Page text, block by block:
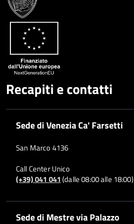
Recapiti e contatti
Sede di Venezia Ca' Farsetti
San Marco 4136
Call Center Unico
(+39) 041 041(dalle 08:00 alle 18:00)
Sede di Mestre via Palazzo